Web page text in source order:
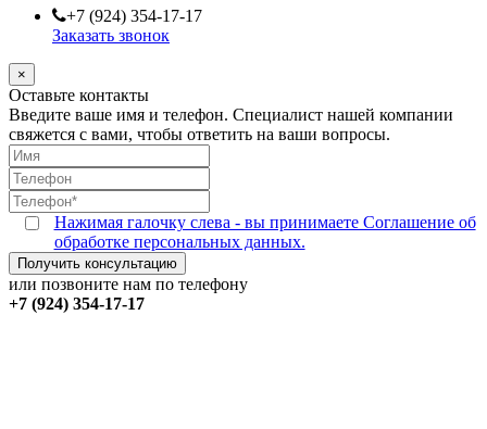
+7 (924) 354-17-17
Заказать звонок
×
Оставьте контакты
Введите ваше имя и телефон. Специалист нашей компании
свяжется с вами, чтобы ответить на ваши вопросы.
Нажимая галочку слева - вы принимаете Соглашение об
обработке персональных данных.
или позвоните нам по телефону
+7 (924) 354-17-17